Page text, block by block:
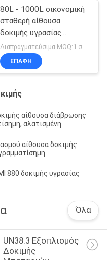
80L - 1000L οικονομική
σταθερή αίθουσα
δοκιμής υγρασίας
θερμοκρασίας
ΕΠΑΦΉ
αίθουσα διάβρωσης
αλατισμένη
αίθουσα δοκιμής
880 δοκιμής υγρασίας
Όλα
UN38.3 Εξοπλισμός
Δοκιμής
Μπαταριών